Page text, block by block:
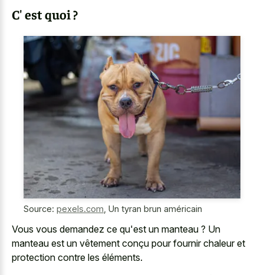
C' est quoi ?
Source: pexels.com Un tyran brun américain
Vous vous demandez ce qu'est un manteau ? Un
manteau est un vêtement conçu pour fournir chaleur et
protection contre les éléments.